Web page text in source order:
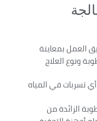
العمل بمعاينة
ونوع العلاج
تسربات في المياه
الزائدة من